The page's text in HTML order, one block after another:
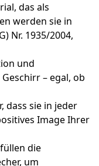
das als
werden sie in
Nr. 1935/2004,
und
– egal, ob
dass sie in jeder
Image Ihrer
die
um